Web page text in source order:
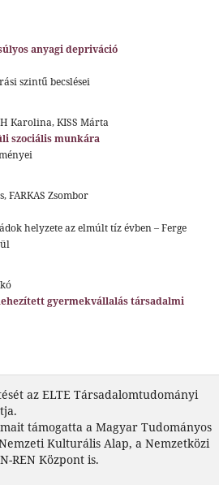
anyagi depriváció
szintű becslései
Karolina, KISS Márta
szociális munkára
FARKAS Zsombor
helyzete az elmúlt tíz évben – Ferge
gyermekvállalás társadalmi
az ELTE Társadalomtudományi
támogatta a Magyar Tudományos
Kulturális Alap, a Nemzetközi
REN Központ is.